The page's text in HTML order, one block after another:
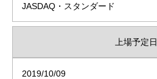
JASDAQ・スタンダード
上場予定日
2019/10/09